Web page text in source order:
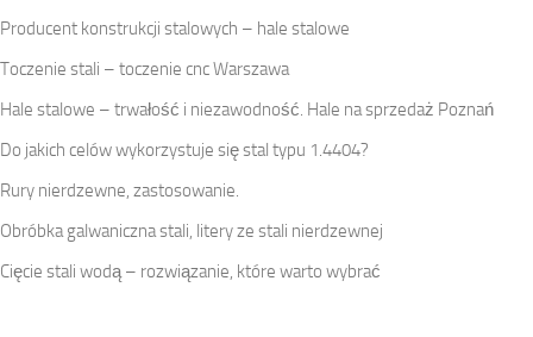
Producent konstrukcji stalowych – hale stalowe
Toczenie stali – toczenie cnc Warszawa
Hale stalowe – trwałość i niezawodność. Hale na sprzedaż Poznań
Do jakich celów wykorzystuje się stal typu 1.4404?
Rury nierdzewne, zastosowanie.
Obróbka galwaniczna stali, litery ze stali nierdzewnej
Cięcie stali wodą – rozwiązanie, które warto wybrać